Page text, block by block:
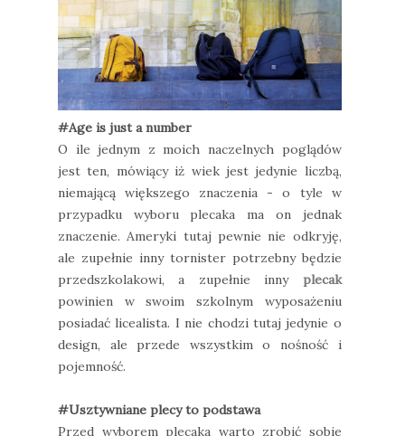
#Age is just a number
O ile jednym z moich naczelnych poglądów
jest ten, mówiący iż wiek jest jedynie liczbą,
niemającą większego znaczenia - o tyle w
przypadku wyboru plecaka ma on jednak
znaczenie. Ameryki tutaj pewnie nie odkryję,
ale zupełnie inny tornister potrzebny będzie
przedszkolakowi, a zupełnie inny plecak
powinien w swoim szkolnym wyposażeniu
posiadać licealista. I nie chodzi tutaj jedynie o
design, ale przede wszystkim o nośność i
pojemność.
#Usztywniane plecy to podstawa
Przed wyborem plecaka warto zrobić sobie